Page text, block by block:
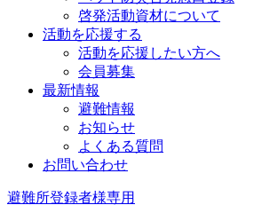
啓発活動資材について
活動を応援する
活動を応援したい方へ
会員募集
最新情報
避難情報
お知らせ
よくある質問
お問い合わせ
避難所登録者様専用